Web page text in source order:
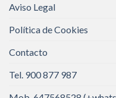
Aviso Legal
Política de Cookies
Contacto
Tel. 900 877 987